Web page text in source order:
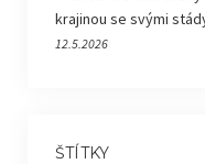
krajinou se svými
12.5.2026
ŠTÍTKY